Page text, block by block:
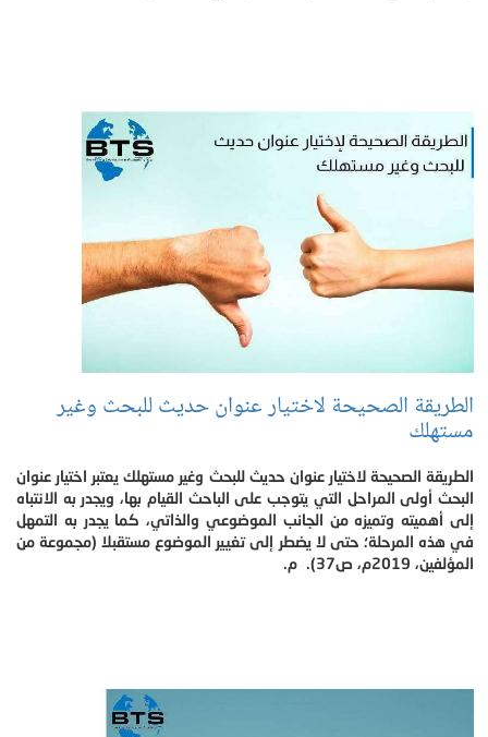
الطريقة الصحيحة لاختيار عنوان حديث للبحث وغير
مستهلك
الطريقة الصحيحة لاختيار عنوان حديث للبحث وغير مستهلك يعتبر اختيار عنوان
البحث أولى المراحل التي يتوجب على الباحث القيام بها، ويجدر به الانتباه
إلى أهميته وتميزه من الجانب الموضوعي والذاتي، كما يجدر به التمهل
في هذه المرحلة؛ حتى لا يضطر إلى تغيير الموضوع مستقبلا (مجموعة من
المؤلفين، 2019م، ص37). م.